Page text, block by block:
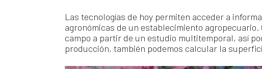
Las tecnologías de hoy permiten acceder a
agronómicas de un establecimiento
campo a partir de un estudio multitemporal, así
producción, también podemos calcular la